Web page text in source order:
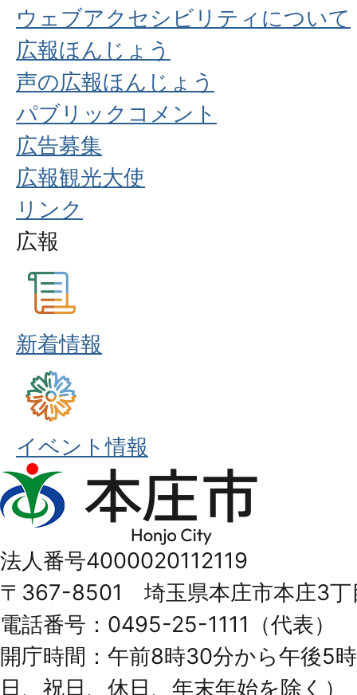
ウェブアクセシビリティについて
広報ほんじょう
声の広報ほんじょう
パブリックコメント
広告募集
広報観光大使
リンク
広報
新着情報
イベント情報
本
庄
Honjo
City
法人番号4000020112119
〒367-8501 埼玉県本庄市本庄3丁
電話番号：0495-25-1111（代表）
開庁時間：午前8時30分から午後5
日、祝日、休日、年末年始を除く）